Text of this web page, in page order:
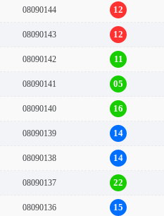
08090144 12
08090143 12
08090142 11
08090141 05
08090140 16
08090139 14
08090138 14
08090137 22
08090136 15